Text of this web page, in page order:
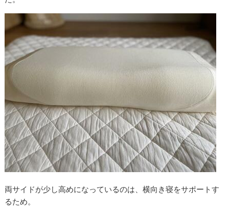
両サイドが少し高めになっているのは、横向き寝をサポートす
るため。